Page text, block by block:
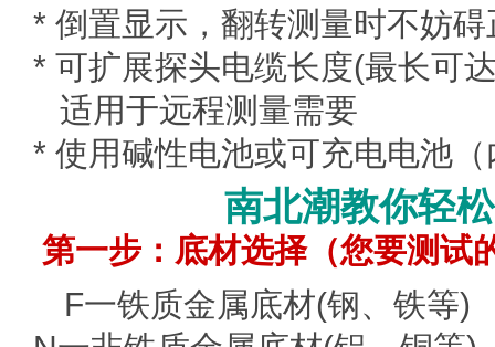
* 倒置显示，翻转测量时不妨
* 可扩展探头电缆长度(最长可
适用于远程测量需要
* 使用碱性电池或可充电电池
南北潮教你轻
第一步：底材选择（您要测试
F一铁质金属底材(钢、铁等)